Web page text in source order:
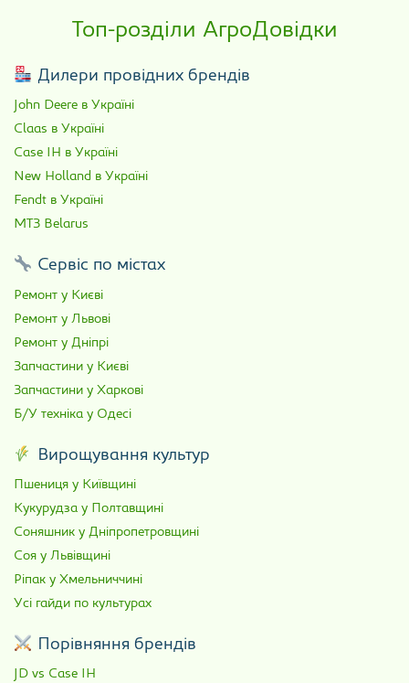
Топ-розділи АгроДовідки
Дилери провідних брендів
John Deere в Україні
Claas в Україні
Case IH в Україні
New Holland в Україні
Fendt в Україні
МТЗ Belarus
Сервіс по містах
Ремонт у Києві
Ремонт у Львові
Ремонт у Дніпрі
Запчастини у Києві
Запчастини у Харкові
Б/У техніка у Одесі
Вирощування культур
Пшениця у Київщині
Кукурудза у Полтавщині
Соняшник у Дніпропетровщині
Соя у Львівщині
Ріпак у Хмельниччині
Усі гайди по культурах
Порівняння брендів
JD vs Case IH